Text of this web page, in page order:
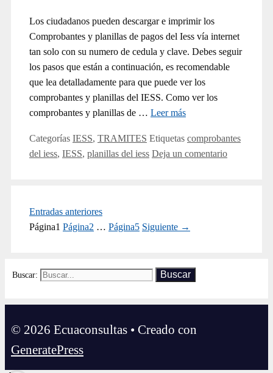
Los ciudadanos pueden descargar e imprimir los
Comprobantes y planillas de pagos del Iess vía internet
tan solo con su numero de cedula y clave. Debes seguir
los pasos que están a continuación, es recomendable
que lea detalladamente para que puede ver los
comprobantes y planillas del IESS. Como ver los
comprobantes y planillas de … Leer más
Categorías IESS, TRAMITES Etiquetas comprobantes
del iess, IESS, planillas del iess Deja un comentario
Entradas anteriores
Página1 Página2 … Página5 Siguiente →
Buscar:
© 2026 Ecuaconsultas • Creado con
GeneratePress